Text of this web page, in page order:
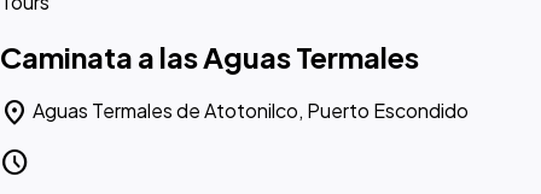
Caminata a las Aguas Termales
location_on Aguas Termales de Atotonilco, Puerto Escondido
schedule